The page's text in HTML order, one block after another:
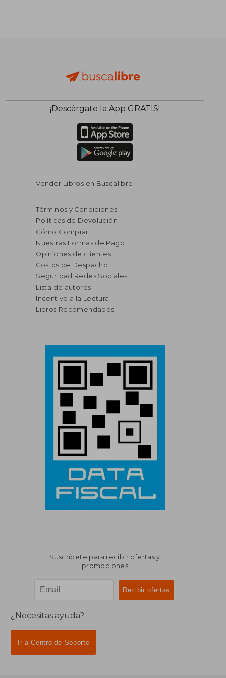
$ 49.926
¡Descárgate la App GRATIS!
Vender Libros en Buscalibre
Términos y Condiciones
Políticas de Devolución
Cómo Comprar
Nuestras Formas de Pago
Opiniones de clientes
Costos de Despacho
Seguridad Redes Sociales
Lista de autores
Incentivo a la Lectura
Libros Recomendados
Suscríbete para recibir ofertas y
promociones
¿Necesitas ayuda?
Ir a Centro de Soporte